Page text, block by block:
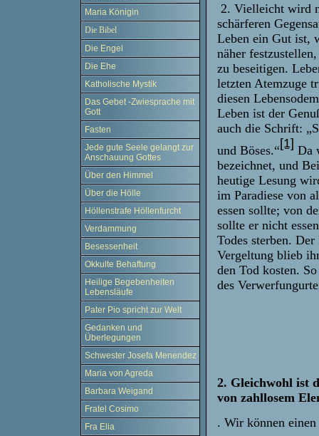
Maria Königin
Die Bibel
Die Engel
Die Ehe
Katholische Mystik
Das Gebet -Zwiesprache mit
Gott
Fasten
Jede gute Seele gelangt zur
Anschauung Gottes
Über den Himmel
Über die Hölle
Höllenstrafe Höllenfurcht
Verdammung
Besessenheit
Okkulte Behaftung
Heilige Begebenheiten
Lebensläufe
Pater Pio spricht zur Welt
Gedanken und
Überlegungen
Schwester Josefa Menendez
Maria von Agreda
Barbara Weigand
Fratel Cosimo
Fra Elia
2. Vielleicht wird
schärferen
Leben ein Gut ist,
näher
zu beseitigen.
letzten Atemzuge
diesen
Leben ist der
auch die Schrift:
und Böses.“
[1]
Da
bezeichnet, und
heutige Lesung
im Paradiese von
essen sollte; von
sollte er nicht
Todes sterben.
Vergeltung blieb
den Tod kosten.
des
2. Gleichwohl ist
von zahllosem
. Wir können